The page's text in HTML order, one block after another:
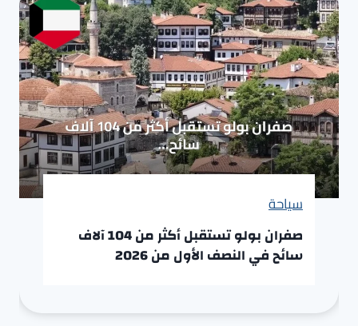
سياحة
صفران بولو تستقبل أكثر من 104 آلاف
سائح في النصف الأول من 2026